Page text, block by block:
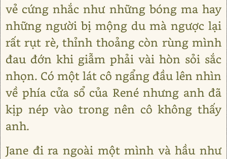
vẻ cứng nhắc như những bóng ma hay
những người bị mộng du mà ngược lại
rất rụt rè, thỉnh thoảng còn rùng mình
đau đớn khi giẫm phải vài hòn sỏi sắc
nhọn. Có một lát cô ngẩng đầu lên nhìn
về phía cửa sổ của René nhưng anh đã
kịp nép vào trong nên cô không thấy
anh.
Jane đi ra ngoài một mình và hầu như